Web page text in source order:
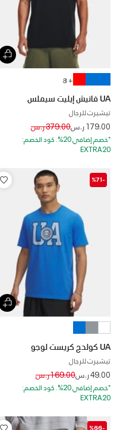
+ 8
UA فانيش إيليت سيملس
تيشيرت للرجال
179.00 ر.س Price reduced from
379.00 ر.س to
*خصم إضافي 20%. كود الخصم:
EXTRA20
-%71
UA كولدج كريست لوجو
تيشيرت للرجال
49.00 ر.س Price reduced from
169.00 ر.س to
*خصم إضافي 20%. كود الخصم:
EXTRA20
-%66